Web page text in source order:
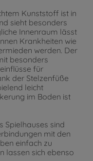
Kunststoff ist in
sieht besonders
Innenraum lässt
Krankheiten wie
werden. Der
besonders
für
der Stelzenfüße
leicht
im Boden ist
Spielhauses sind
mit den
einfach zu
lassen sich ebenso